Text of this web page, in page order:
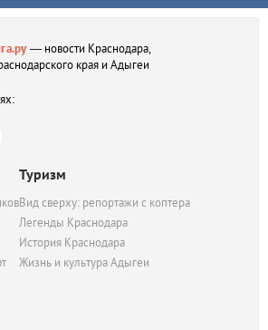
— новости Краснодара,
края и Адыгеи
Туризм
Вид сверху: репортажи с коптера
Легенды Краснодара
История Краснодара
Жизнь и культура Адыгеи